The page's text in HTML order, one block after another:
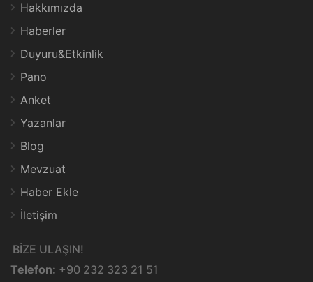
Hakkımızda
Haberler
Duyuru&Etkinlik
Pano
Anket
Yazanlar
Blog
Mevzuat
Haber Ekle
İletişim
BİZE ULAŞIN!
Telefon: +90 232 323 21 51